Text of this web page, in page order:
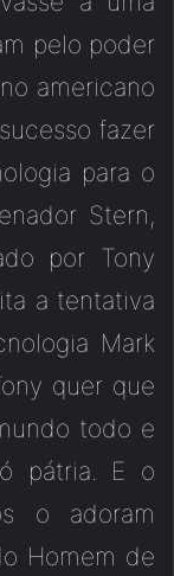
pelo poder
americano
fazer
para o
Stern,
por Tony
a tentativa
Mark
quer que
todo e
pátria. E o
o adoram
Homem de